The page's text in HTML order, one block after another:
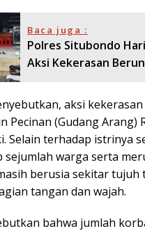
Baca juga :
Polres Situbondo
Aksi Kekerasan
aksi
Pecinan (Gudang Arang)
Selain terhadap istrinya
warga serta
berusia sekitar tujuh
tangan dan wajah.
bahwa jumlah